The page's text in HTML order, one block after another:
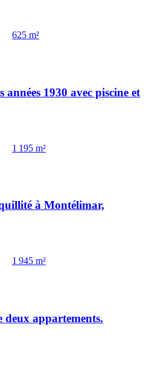
625 m²
années 1930 avec piscine et
1 195 m²
à Montélimar,
1 945 m²
deux appartements.